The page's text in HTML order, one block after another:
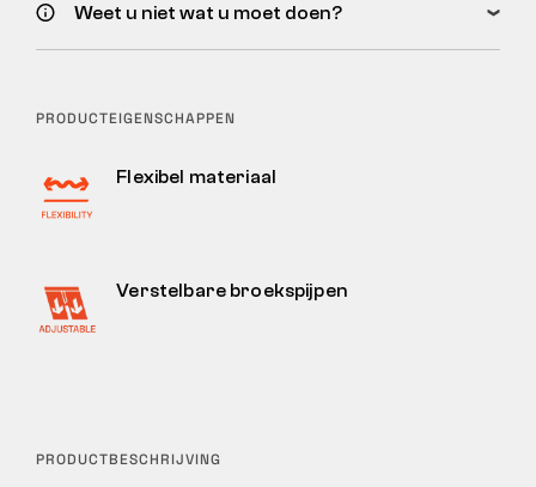
Weet u niet wat u moet doen?
PRODUCTEIGENSCHAPPEN
Flexibel materiaal
Verstelbare broekspijpen
PRODUCTBESCHRIJVING